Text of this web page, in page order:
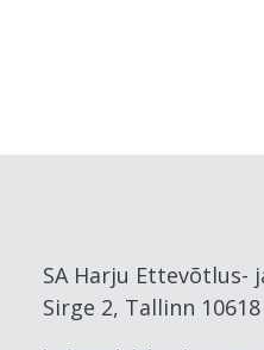
SA Harju Ettevõtlus-
Sirge 2, Tallinn 10618